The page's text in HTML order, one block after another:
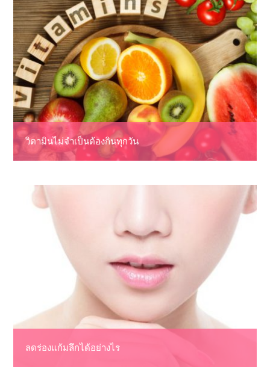
วิตามินไม่จำเป็นต้องกินทุกวัน
ลดร่องแก้มลึกได้อย่างไร